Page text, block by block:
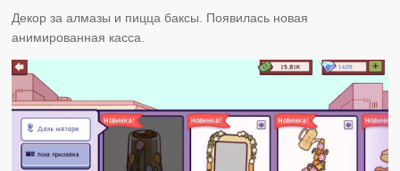
Декор за алмазы и пицца баксы. Появилась новая
анимированная касса.